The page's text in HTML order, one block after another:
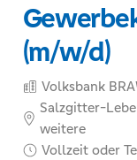
springen
(m/w/d)
Volksbank
Salzgitter-
weitere
Vollzeit oder